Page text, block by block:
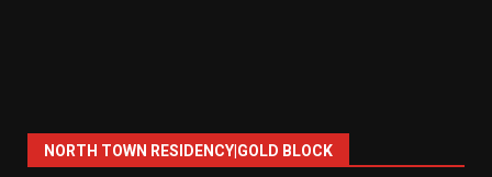
NORTH TOWN RESIDENCY|GOLD BLOCK